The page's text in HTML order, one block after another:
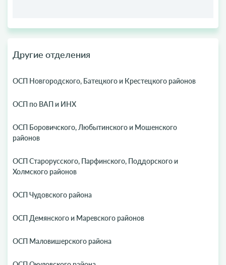
Другие отделения
ОСП Новгородского, Батецкого и Крестецкого районов
ОСП по ВАП и ИНХ
ОСП Боровичского, Любытинского и Мошенского
районов
ОСП Старорусского, Парфинского, Поддорского и
Холмского районов
ОСП Чудовского района
ОСП Демянского и Маревского районов
ОСП Маловишерского района